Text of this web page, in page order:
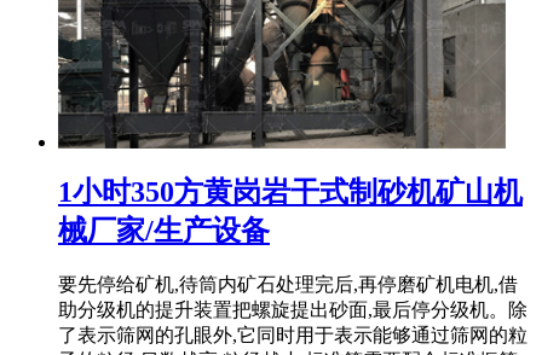
1小时350方黄岗岩干式制砂机矿山机
械厂家/生产设备
要先停给矿机,待筒内矿石处理完后,再停磨矿机电机,借
助分级机的提升装置把螺旋提出砂面,最后停分级机。除
了表示筛网的孔眼外,它同时用于表示能够通过筛网的粒